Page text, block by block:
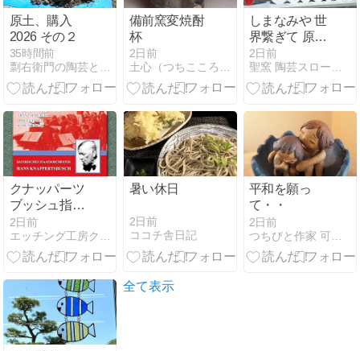
原土、購入
2026 その２
35時間前
剽右衛門の陶芸と自転車 ぐるぐる。ＧＯ！ＧＯ！
備前窯変焼酎
杯
2日前
土心（つちこころ）のブログ
しまなみや 世
界繋ぎて 原爆
忌（しまなみ
やせかいつな
ぎてげんばく
語：原爆忌
2日前
聖窯 陶芸スローライフ 田舎暮らし
クナッパーツ
ブッシュ指揮
バイエルン国
立歌劇場管弦
楽団 国民劇場
めの支援コン
サート
2日前
暑い休日
2日前
ココチ舎日記
平和を願っ
て・・
2日前
全て表示